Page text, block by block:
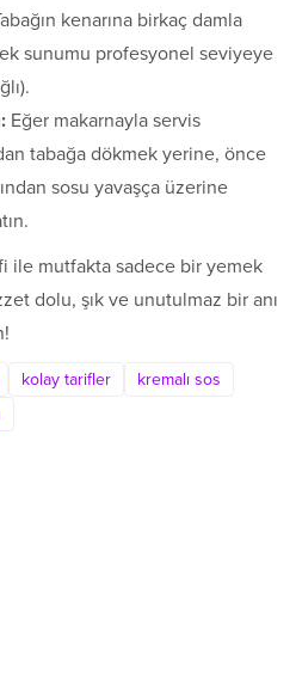
kenarına birkaç damla
sunumu profesyonel seviyeye
Eğer makarnayla servis
tabağa dökmek yerine, önce
sosu yavaşça üzerine
ile mutfakta sadece bir yemek
dolu, şık ve unutulmaz bir anı
kolay tarifler
kremalı sos